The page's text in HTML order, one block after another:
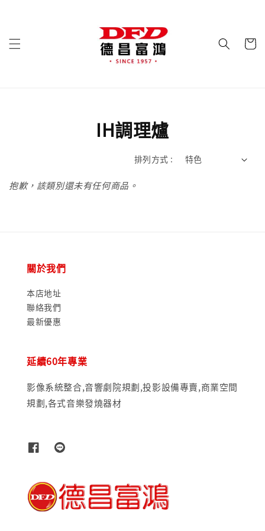
IH調理爐
排列方式 :
抱歉，該類別還未有任何商品。
關於我們
本店地址
聯絡我們
最新優惠
延續60年專業
影像系統整合,音響劇院規劃,投影設備專賣,商業空間
規劃,各式音樂發燒器材